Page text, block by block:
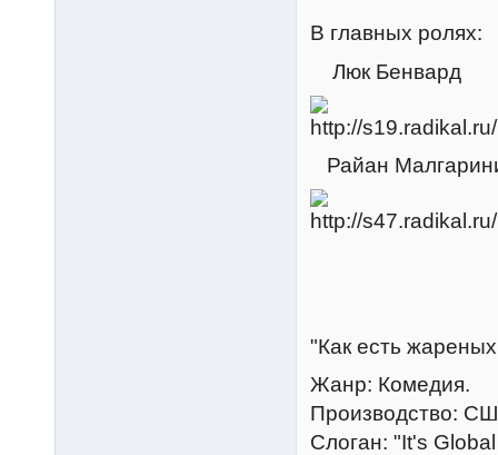
В главных ролях:
Люк Бенвард
Райан
"Как есть
Жанр: Комедия.
Производство:
Слоган: "It's